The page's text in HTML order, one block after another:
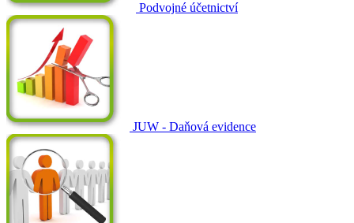
Podvojné účetnictví
JUW - Daňová evidence